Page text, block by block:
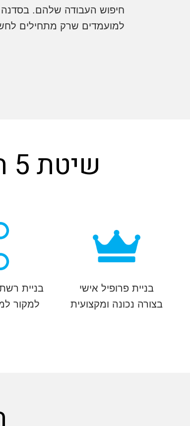
חיפוש העבודה שלהם. בסדנה
למועמדים שרק מתחילים
שיטת 5 השלבים לגיוס אפקטיבי ב-Linkedin
בניית פרופיל אישי
בצורה נכונה ומקצועית
בניית
למקור